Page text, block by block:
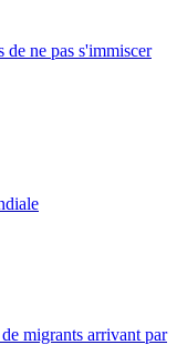
ne pas s'immiscer
migrants arrivant par